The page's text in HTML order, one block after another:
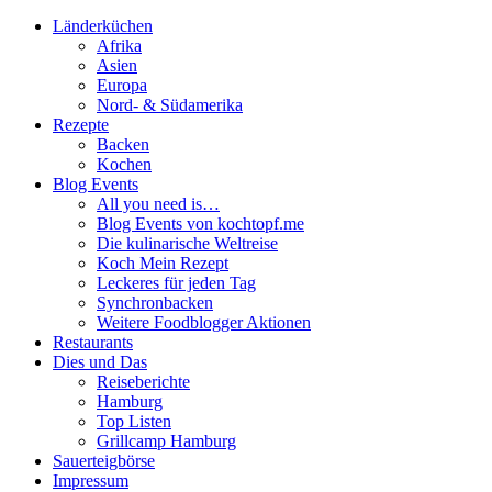
Länderküchen
Afrika
Asien
Europa
Nord- & Südamerika
Rezepte
Backen
Kochen
Blog Events
All you need is…
Blog Events von kochtopf.me
Die kulinarische Weltreise
Koch Mein Rezept
Leckeres für jeden Tag
Synchronbacken
Weitere Foodblogger Aktionen
Restaurants
Dies und Das
Reiseberichte
Hamburg
Top Listen
Grillcamp Hamburg
Sauerteigbörse
Impressum